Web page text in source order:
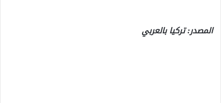
المصدر: تركيا بالعربي